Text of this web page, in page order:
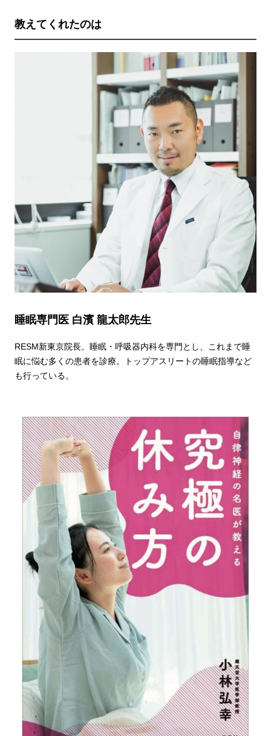
教えてくれたのは
睡眠専門医 白濱 龍太郎先生
RESM新東京院長。睡眠・呼吸器内科を専門とし、これまで睡
眠に悩む多くの患者を診療。トップアスリートの睡眠指導など
も行っている。